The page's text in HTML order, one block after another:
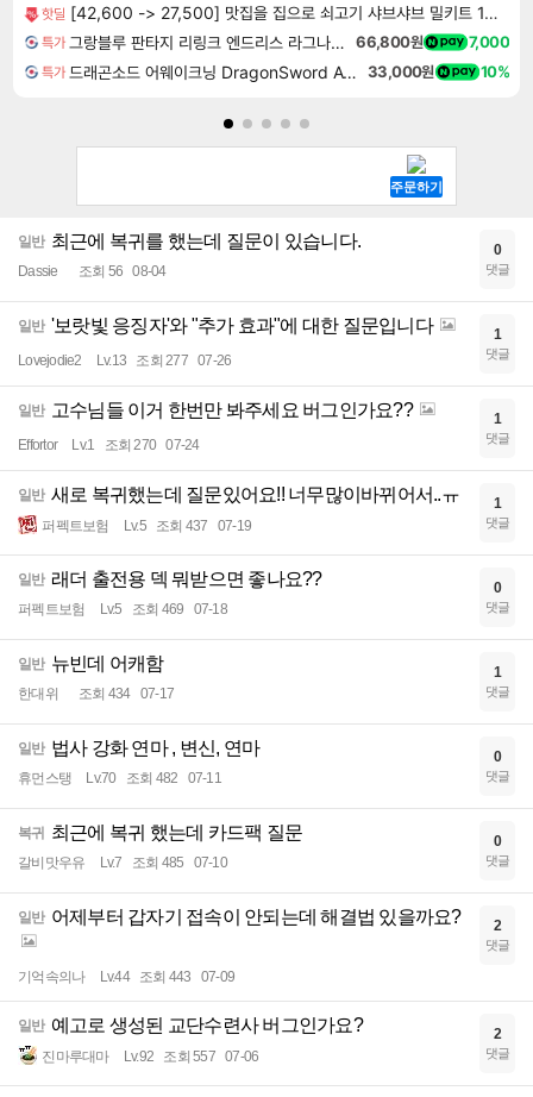
핫딜 [42,600 -> 27,500] 맛집을 집으로 쇠고기 샤브샤브 밀키트 1.2kg
특가 그랑블루 판타지 리링크 엔드리스 라그나로크 Granblue Fantasy Relink Endless Ragnarok 66,800원 7,000
특가 드래곤소드 어웨이크닝 DragonSword Awakening 33,000원 10%
일반 최근에 복귀를 했는데 질문이 있습니다.
Dassie 조회 56 08-04
0
댓글
일반 '보랏빛 응징자'와 "추가 효과"에 대한 질문입니다
Lovejodie2 Lv.13 조회 277 07-26
1
댓글
일반 고수님들 이거 한번만 봐주세요 버그인가요??
Effortor Lv.1 조회 270 07-24
1
댓글
일반 새로 복귀했는데 질문있어요!! 너무많이바뀌어서..ㅠ
퍼펙트보험 Lv.5 조회 437 07-19
1
댓글
일반 래더 출전용 덱 뭐받으면 좋나요??
퍼펙트보험 Lv.5 조회 469 07-18
0
댓글
일반 뉴빈데 어캐함
한대위 조회 434 07-17
1
댓글
일반 법사 강화 연마 , 변신, 연마
휴먼스탱 Lv.70 조회 482 07-11
0
댓글
복귀 최근에 복귀 했는데 카드팩 질문
갈비맛우유 Lv.7 조회 485 07-10
0
댓글
일반 어제부터 갑자기 접속이 안되는데 해결법 있을까요?
기억속의나 Lv.44 조회 443 07-09
2
댓글
일반 예고로 생성된 교단수련사 버그인가요?
진마루대마 Lv.92 조회 557 07-06
2
댓글